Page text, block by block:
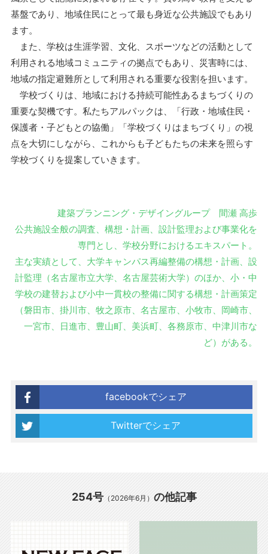
基盤であり、地域住民にとって最も身近な公共施設でもあり
ます。
また、学校は生涯学習、文化、スポーツなどの活動として
利用される地域コミュニティの拠点でもあり、災害時には、
地域の指定避難所として利用される重要な役割を担います。
学校づくりは、地域における持続可能性あるまちづくりの
重要な契機です。私たちアルパックは、「行政・地域住民・
保護者・子どもとの協働」「学校づくりはまちづくり」の視
点を大切にしながら、これからも子どもたちの未来を照らす
学校づくりを提案していきます。
建築プランニング・デザイングループ 間瀬 高歩
公共施設全般の調査、構想・計画、設計監理および事業化を
専門とし、学校分野におけるエキスパート。
主な実績として、大学キャンパス再編整備の構想・計画、設
計監理（名古屋市立大学、名古屋芸術大学）のほか、小・中
学校の建替および小中一貫校の整備に関する構想・計画策定
（磐田市、掛川市、牧之原市、名古屋市、小牧市、岡崎市、
一宮市、日進市、豊山町、美浜町、各務原市、中津川市な
ど）がある。
facebookでシェア
Twitterでシェア
254号（2026年6月） の他記事